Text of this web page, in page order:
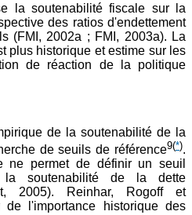
la soutenabilité fiscale sur la
des ratios d'endettement
(FMI, 2002a ; FMI, 2003a). La
plus historique et estime sur les
de réaction de la politique
de la soutenabilité de la
de seuils de référence9(*).
ne permet de définir un seuil
la soutenabilité de la dette
2005). Reinhar, Rogoff et
l'importance historique des